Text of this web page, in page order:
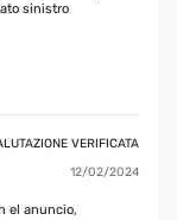
sinistro
VERIFICATA
12/02/2024
el anuncio,